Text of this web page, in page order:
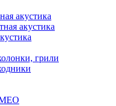
акустика
акустика
грили